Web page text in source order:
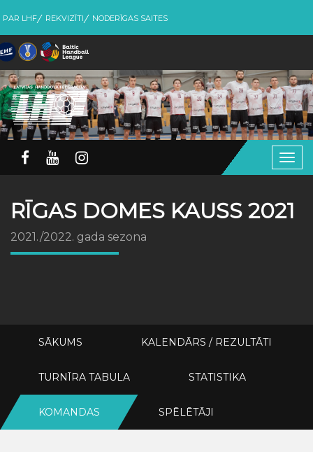
PAR LHF REKVIZĪTI NODERĪGAS SAITES
RĪGAS DOMES KAUSS 2021
2021./2022. gada sezona
SĀKUMS KALENDĀRS / REZULTĀTI
TURNĪRA TABULA STATISTIKA
KOMANDAS SPĒLĒTĀJI